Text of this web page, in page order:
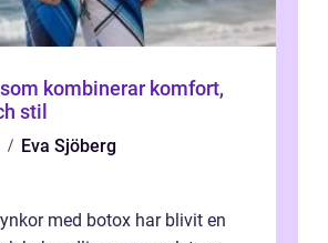
kombinerar komfort,
stil
Eva Sjöberg
med botox har blivit en